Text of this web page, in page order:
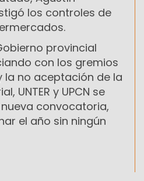
los controles de
provincial
con los gremios
la no aceptación de la
UNTER y UPCN se
convocatoria,
el año sin ningún